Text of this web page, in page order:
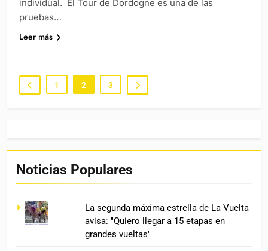
individual. El Tour de Dordogne es una de las
pruebas…
Leer más
1 2 3
Noticias Populares
La segunda máxima estrella de La Vuelta
avisa: "Quiero llegar a 15 etapas en
grandes vueltas"